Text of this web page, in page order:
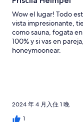
Wow el lugar! Todo
vista impresionante,
como sauna, fogata
100% y si vas en
honeymoonear.
2024 年 4 月入住 1 晚
1